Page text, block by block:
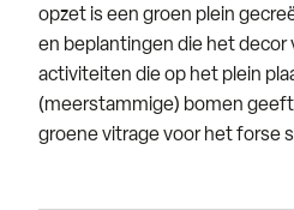
opzet is een groen plein
en beplantingen die het decor
activiteiten die op het plein
(meerstammige) bomen
groene vitrage voor het forse